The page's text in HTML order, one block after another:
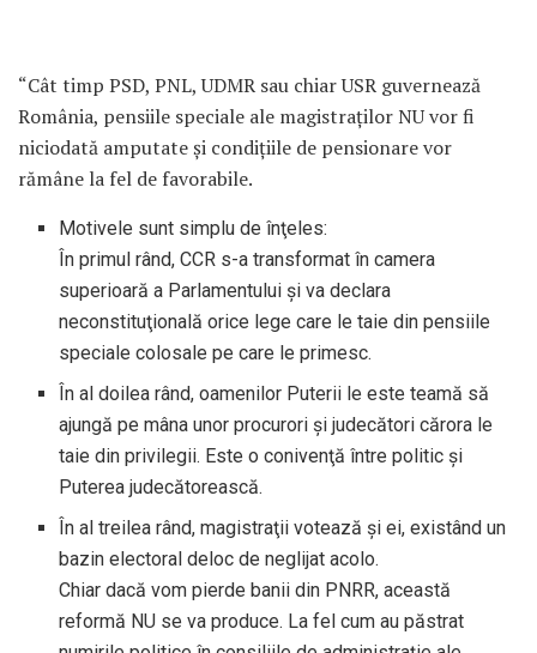
“Cât timp PSD, PNL, UDMR sau chiar USR guvernează
România, pensiile speciale ale magistraţilor NU vor fi
niciodată amputate şi condiţiile de pensionare vor
rămâne la fel de favorabile.
Motivele sunt simplu de înţeles:
În primul rând, CCR s-a transformat în camera
superioară a Parlamentului şi va declara
neconstituţională orice lege care le taie din pensiile
speciale colosale pe care le primesc.
În al doilea rând, oamenilor Puterii le este teamă să
ajungă pe mâna unor procurori şi judecători cărora le
taie din privilegii. Este o conivenţă între politic şi
Puterea judecătorească.
În al treilea rând, magistraţii votează şi ei, existând un
bazin electoral deloc de neglijat acolo.
Chiar dacă vom pierde banii din PNRR, această
reformă NU se va produce. La fel cum au păstrat